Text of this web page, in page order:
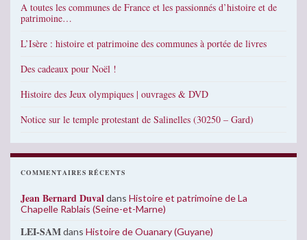
A toutes les communes de France et les passionnés d’histoire et de
patrimoine…
L’Isère : histoire et patrimoine des communes à portée de livres
Des cadeaux pour Noël !
Histoire des Jeux olympiques | ouvrages & DVD
Notice sur le temple protestant de Salinelles (30250 – Gard)
COMMENTAIRES RÉCENTS
Jean Bernard Duvaldans Histoire et patrimoine de La
Chapelle Rablais (Seine-et-Marne)
LEI-SAMdans Histoire de Ouanary (Guyane)